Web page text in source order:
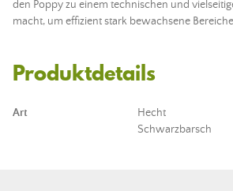
den Poppy zu einem technischen und
macht, um effizient stark bewachsene
Produktdetails
Art
Hecht
Schwarzbarsch